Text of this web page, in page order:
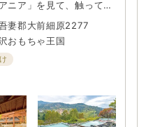
ニア」を見て、触って、
タンプラリーやフォトス
げなど、体験コンテンツ
妻郡大前細原2277
おもちゃ王国